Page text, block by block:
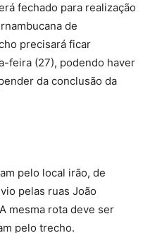
fechado para realização
de
precisará ficar
feira (27), podendo haver
da conclusão da
pelo local irão, de
pelas ruas João
mesma rota deve ser
pelo trecho.